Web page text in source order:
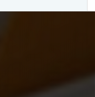
TEMPORARIAMENTE
LIGUE PARA: